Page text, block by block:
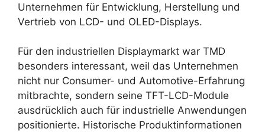
Unternehmen für Entwicklung, Herstellung und
Vertrieb von LCD- und OLED-Displays.
Für den industriellen Displaymarkt war TMD
besonders interessant, weil das Unternehmen
nicht nur Consumer- und Automotive-Erfahrung
mitbrachte, sondern seine TFT-LCD-Module
ausdrücklich auch für industrielle Anwendungen
positionierte. Historische Produktinformationen